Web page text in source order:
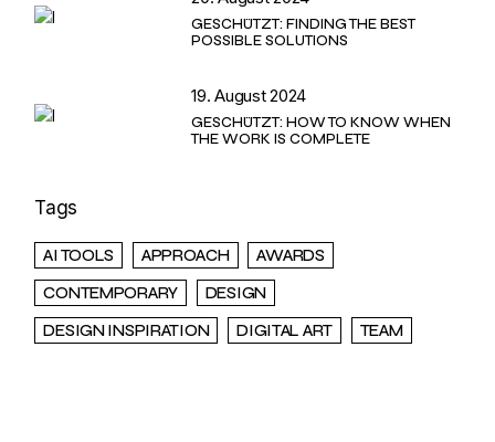
GESCHÜTZT: FINDING THE BEST
POSSIBLE SOLUTIONS
19. August 2024
GESCHÜTZT: HOW TO KNOW WHEN
THE WORK IS COMPLETE
Tags
AI TOOLS APPROACH
AWARDS
CONTEMPORARY
DESIGN
DESIGN INSPIRATION
DIGITAL ART TEAM